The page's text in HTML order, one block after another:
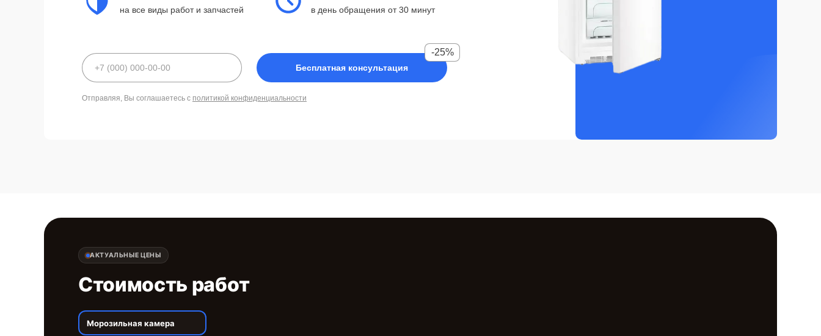
на все виды работ и запчастей в день обращения от 30 минут
Бесплатная консультация
-25%
Отправляя, Вы соглашаетесь с политикой конфиденциальности
АКТУАЛЬНЫЕ ЦЕНЫ
Стоимость работ
Морозильная камера